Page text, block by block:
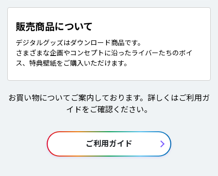
販売商品について
デジタルグッズはダウンロード商品です。
さまざまな企画やコンセプトに沿ったライバーたちのボイ
ス、特典壁紙をご購入いただけます。
お買い物についてご案内しております。詳しくはご利用ガ
イドをご確認ください。
ご利用ガイド